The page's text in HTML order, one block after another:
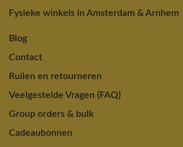
Fysieke winkels in Amsterdam & Arnhem
Blog
Contact
Ruilen en retourneren
Veelgestelde Vragen (FAQ)
Group orders & bulk
Cadeaubonnen